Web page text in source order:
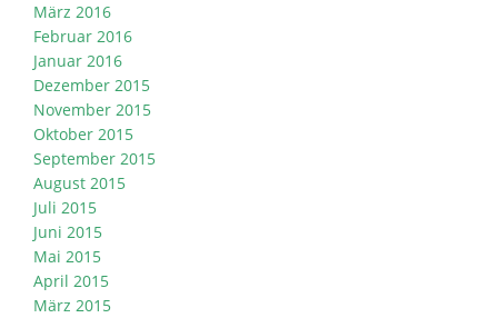
März 2016
Februar 2016
Januar 2016
Dezember 2015
November 2015
Oktober 2015
September 2015
August 2015
Juli 2015
Juni 2015
Mai 2015
April 2015
März 2015